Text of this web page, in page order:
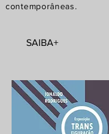
contemporâneas.
SAIBA+